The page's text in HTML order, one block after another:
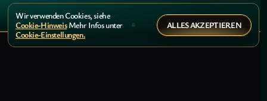
Wir verwenden Cookies, siehe
Cookie-HinweisMehr Infos unter
Cookie-Einstellungen.
ALLES AKZEPTIEREN